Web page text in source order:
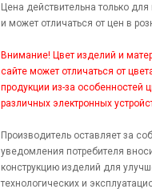
Цена действительна только для
и может отличаться от цен в
Внимание! Цвет изделий и
сайте может отличаться от
продукции из-за особенностей
различных электронных
Производитель оставляет за
уведомления потребителя
конструкцию изделий для
технологических и